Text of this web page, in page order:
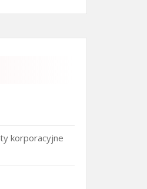
korporacyjne